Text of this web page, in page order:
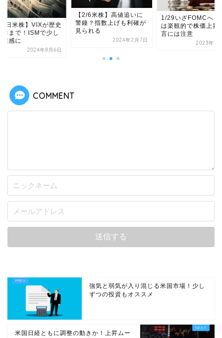
日米株】VIXが歴史
準まで！ISMで少し
堵感に
2024年8月6日
【2/6米株】高値追いに
警鐘？指数上げも利確が
見られる
2024年2月7日
1/29いざFOMCへ！
は楽観的で株価上昇
言には注意
2023年1
COMMENT
強気と弱気が入り混じる米国市場！少し
ずつの投資もオススメ
米国日経ともに調整の動きか！上昇ムー